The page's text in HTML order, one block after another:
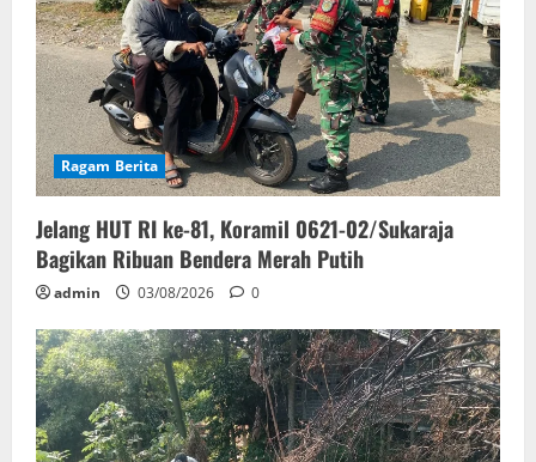
Ragam Berita
Jelang HUT RI ke-81, Koramil 0621-02/Sukaraja
Bagikan Ribuan Bendera Merah Putih
admin 03/08/2026 0